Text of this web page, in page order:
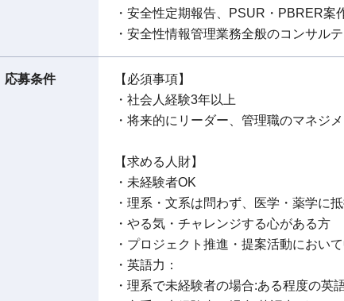
・安全性定期報告、PSUR・PBRER案
・安全性情報管理業務全般のコンサル
応募条件
【必須事項】
・社会人経験3年以上
・将来的にリーダー、管理職のマネジ
【求める人財】
・未経験者OK
・理系・文系は問わず、医学・薬学に
・やる気・チャレンジする心がある方
・プロジェクト推進・提案活動におい
・英語力：
・理系で未経験者の場合:ある程度の英